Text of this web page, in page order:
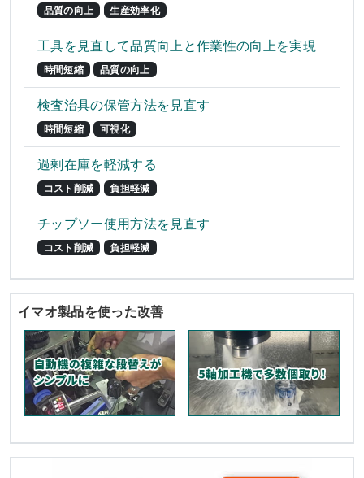
品質の向上 生産効率化
工具を見直して品質向上と作業性の向上を実現
時間短縮 品質の向上
検査治具の保管方法を見直す
時間短縮 可視化
過剰在庫を軽減する
コスト削減 負担軽減
チップソー使用方法を見直す
コスト削減 負担軽減
イマオ製品を使った改善